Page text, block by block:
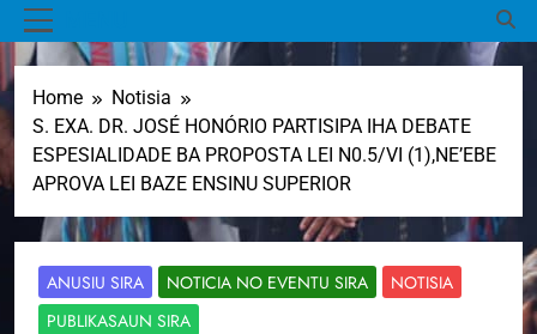
Home
Notisia
S. EXA. DR. JOSÉ HONÓRIO PARTISIPA IHA DEBATE
ESPESIALIDADE BA PROPOSTA LEI N0.5/VI (1),NE’EBE
APROVA LEI BAZE ENSINU SUPERIOR
ANUSIU SIRA NOTICIA NO EVENTU SIRA
NOTISIA
PUBLIKASAUN SIRA